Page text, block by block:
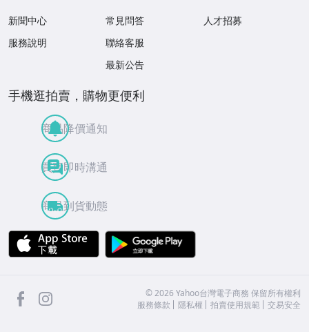
新聞中心
服務說明
常見問答
聯絡客服
最新公告
人才招募
手機逛拍賣，購物更便利
商品降價通知
買賣即時溝通
商品到貨動態
APP Store
facebook ©2026 Yahoo台灣電子商務 保留所有權利
服務條款
隱私權 拍賣使用規範 交易安全